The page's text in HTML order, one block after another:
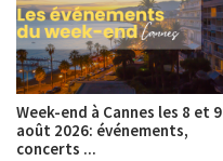
Week-end à Cannes les 8 et 9
août 2026: événements,
concerts ...